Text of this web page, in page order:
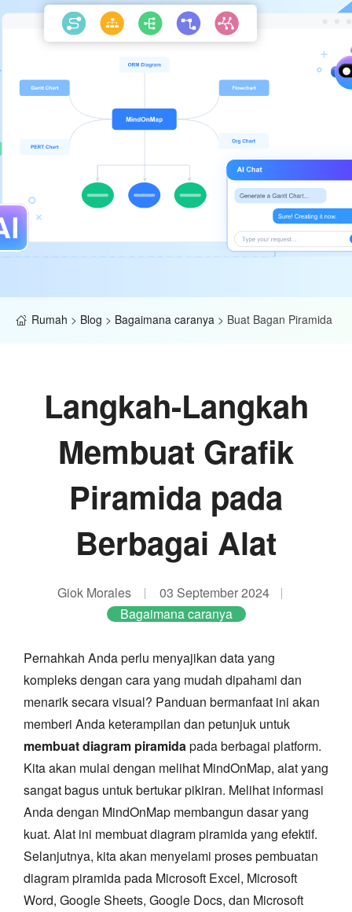
Rumah > Blog > Bagaimana caranya > Buat Bagan Piramida
Langkah-Langkah
Membuat Grafik
Piramida pada
Berbagai Alat
Giok Morales
03 September 2024
Bagaimana caranya
Pernahkah Anda perlu menyajikan data yang
kompleks dengan cara yang mudah dipahami dan
menarik secara visual? Panduan bermanfaat ini akan
memberi Anda keterampilan dan petunjuk untuk
membuat diagram piramidapada berbagai platform.
Kita akan mulai dengan melihat MindOnMap, alat yang
sangat bagus untuk bertukar pikiran. Melihat informasi
Anda dengan MindOnMap membangun dasar yang
kuat. Alat ini membuat diagram piramida yang efektif.
Selanjutnya, kita akan menyelami proses pembuatan
diagram piramida pada Microsoft Excel, Microsoft
Word, Google Sheets, Google Docs, dan Microsoft